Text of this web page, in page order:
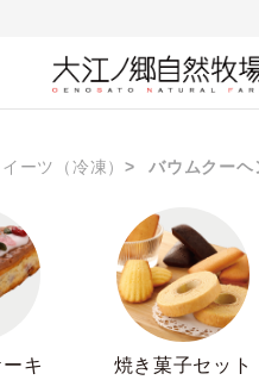
ーツ（冷凍） バウムクーヘ
キ 焼き菓子セット